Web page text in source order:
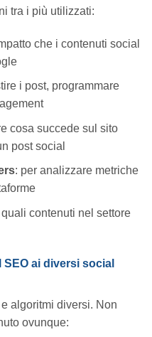
tra i più utilizzati:
che i contenuti social
i post, programmare
cosa succede sul sito
post social
: per analizzare metriche
contenuti nel settore
ai diversi social
algoritmi diversi. Non
ovunque: